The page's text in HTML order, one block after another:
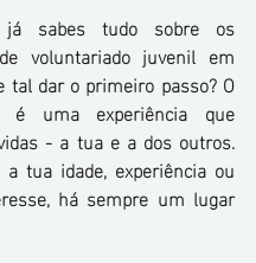
sabes tudo sobre os
voluntariado juvenil em
tal dar o primeiro passo? O
é uma experiência que
- a tua e a dos outros.
tua idade, experiência ou
há sempre um lugar